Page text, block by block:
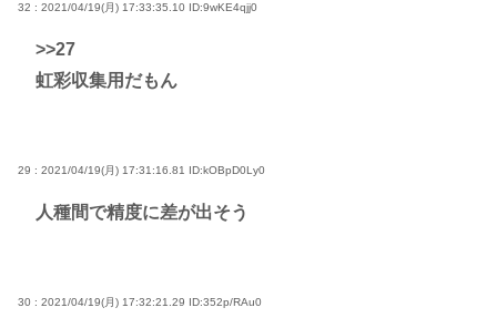
32 : 2021/04/19(月) 17:33:35.10 ID:9wKE4qjj0
>>27
虹彩収集用だもん
29 : 2021/04/19(月) 17:31:16.81 ID:kOBpD0Ly0
人種間で精度に差が出そう
30 : 2021/04/19(月) 17:32:21.29 ID:352p/RAu0